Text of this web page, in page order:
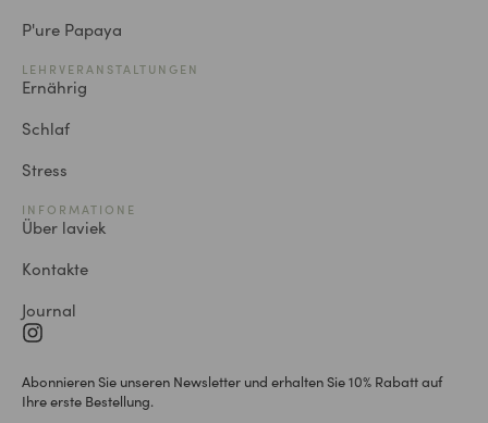
P'ure Papaya
LEHRVERANSTALTUNGEN
Ernährig
Schlaf
Stress
INFORMATIONE
Über laviek
Kontakte
Journal
Abonnieren Sie unseren Newsletter und erhalten Sie 10% Rabatt auf
Ihre erste Bestellung.